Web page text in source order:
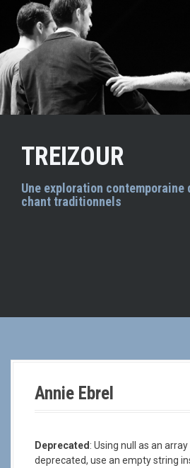
e
a
u
c
a
TREIZOUR
Une exploration contemporaine
chant traditionnels
Annie Ebrel
Deprecated : Using null as an
deprecated, use an empty string